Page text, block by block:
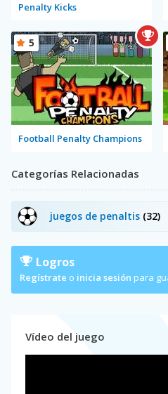
Penalty Kicks
Football Penalty Champions
5
Categorías Relacionadas
juegos de penaltis (32)
Logros
Regístrate o inicia sesión para
Vídeo del juego